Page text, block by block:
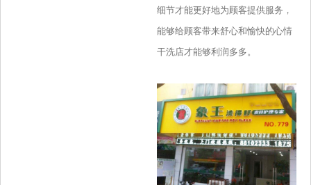
细节才能更好地为顾客提供服务，
能够给顾客带来舒心和愉快的心情
干洗店才能够利润多多。